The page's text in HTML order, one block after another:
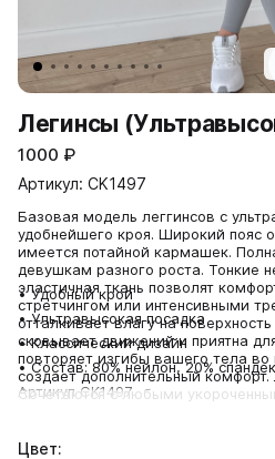
Легинсы
1000 ₽
Артикул: CK1497
Базовая модель леггинсов с ультравысокой посадкой
удобнейшего кроя. Широкий пояс облегает талию. В поясе
имеется потайной кармашек.
девушкам разного роста.
эластичная ткань позволят
стретчингом или интенсивными
отталкивает влагу на
сковывает движений и приятна
повторяет изгибы вашего тела во
создает дополнительный
Сочетаются с любыми
• Удобный крой
• Ультравысокая посадка
• Классический дизайн
• Состав: 80% нейлон, 20%
Артикул CK1497
Цвет: